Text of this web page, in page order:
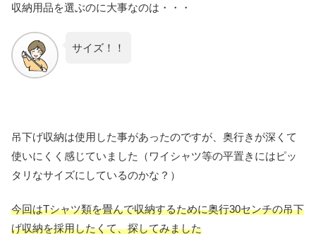
収納用品を選ぶのに大事なのは・・・
サイズ！！
吊下げ収納は使用した事があったのですが、奥行きが深くて
使いにくく感じていました（ワイシャツ等の平置きにはピッ
タリなサイズにしているのかな？）
今回はTシャツ類を畳んで収納するために奥行30センチの吊下
げ収納を採用したくて、探してみました